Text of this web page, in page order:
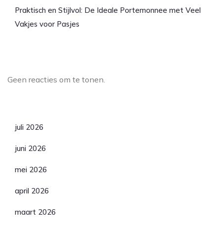
Praktisch en Stijlvol: De Ideale Portemonnee met Veel
Vakjes voor Pasjes
Geen reacties om te tonen.
juli 2026
juni 2026
mei 2026
april 2026
maart 2026